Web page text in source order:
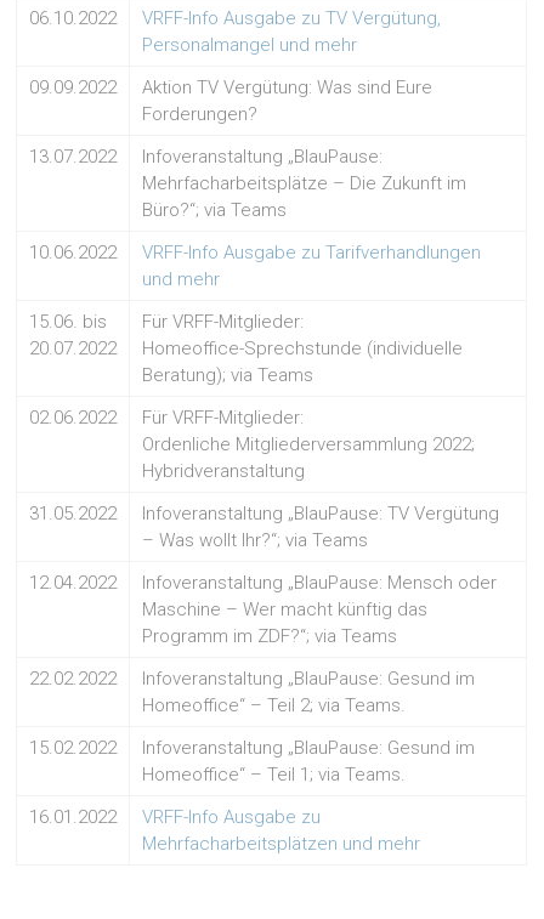
06.10.2022
VRFF-Info Ausgabe zu TV Vergütung,
Personalmangel und mehr
09.09.2022
Aktion TV Vergütung: Was sind Eure
Forderungen?
13.07.2022
Infoveranstaltung „BlauPause:
Mehrfacharbeitsplätze – Die Zukunft im
Büro?“; via Teams
10.06.2022
VRFF-Info Ausgabe zu Tarifverhandlungen
und mehr
15.06. bis
20.07.2022
Für VRFF-Mitglieder:
Homeoffice-Sprechstunde (individuelle
Beratung); via Teams
02.06.2022
Für VRFF-Mitglieder:
Ordenliche Mitgliederversammlung 2022;
Hybridveranstaltung
31.05.2022
Infoveranstaltung „BlauPause: TV Vergütung
– Was wollt Ihr?“; via Teams
12.04.2022
Infoveranstaltung „BlauPause: Mensch oder
Maschine – Wer macht künftig das
Programm im ZDF?“; via Teams
22.02.2022
Infoveranstaltung „BlauPause: Gesund im
Homeoffice“ – Teil 2; via Teams.
15.02.2022
Infoveranstaltung „BlauPause: Gesund im
Homeoffice“ – Teil 1; via Teams.
16.01.2022
VRFF-Info Ausgabe zu
Mehrfacharbeitsplätzen und mehr